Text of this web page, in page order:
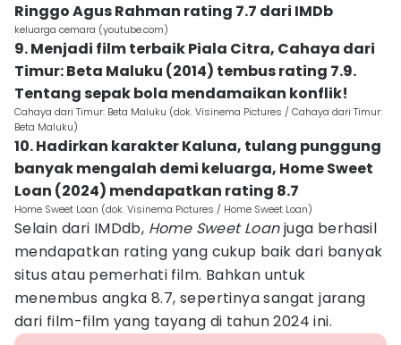
Ringgo Agus Rahman rating 7.7 dari IMDb
keluarga cemara (youtube.com)
9. Menjadi film terbaik Piala Citra, Cahaya dari
Timur: Beta Maluku (2014) tembus rating 7.9.
Tentang sepak bola mendamaikan konflik!
Cahaya dari Timur: Beta Maluku (dok. Visinema Pictures / Cahaya dari Timur:
Beta Maluku)
10. Hadirkan karakter Kaluna, tulang punggung
banyak mengalah demi keluarga, Home Sweet
Loan (2024) mendapatkan rating 8.7
Home Sweet Loan (dok. Visinema Pictures / Home Sweet Loan)
Selain dari IMDdb, Home Sweet Loanjuga berhasil
mendapatkan rating yang cukup baik dari banyak
situs atau pemerhati film. Bahkan untuk
menembus angka 8.7, sepertinya sangat jarang
dari film-film yang tayang di tahun 2024 ini.